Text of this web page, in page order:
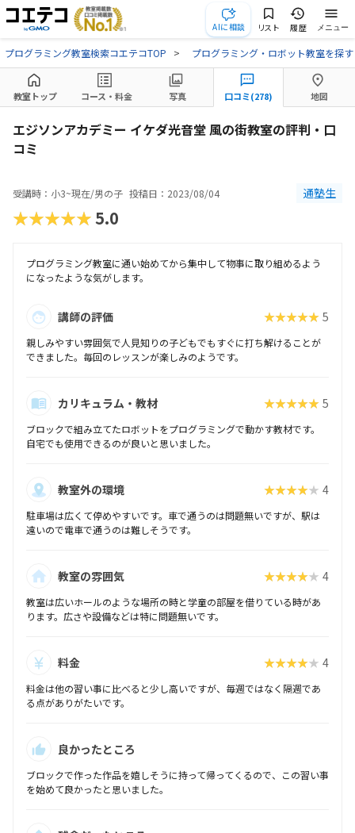
AIに相談 リスト 履歴 メニュー
プログラミング教室検索コエテコTOP プログラミング・ロボット教室を探す
教室トップ コース・料金 写真 口コミ(278) 地図
エジソンアカデミー イケダ光音堂 風の街教室の評判・口
コミ
受講時：小3~現在/男の子 投稿日：2023/08/04 通塾生
★★★★★5.0
プログラミング教室に通い始めてから集中して物事に取り組めるよう
になったような気がします。
講師の評価 ★★★★★ 5
親しみやすい雰囲気で人見知りの子どもでもすぐに打ち解けることが
できました。毎回のレッスンが楽しみのようです。
カリキュラム・教材 ★★★★★ 5
ブロックで組み立てたロボットをプログラミングで動かす教材です。
自宅でも使用できるのが良いと思いました。
教室外の環境 ★★★★★ 4
駐車場は広くて停めやすいです。車で通うのは問題無いですが、駅は
遠いので電車で通うのは難しそうです。
教室の雰囲気 ★★★★★ 4
教室は広いホールのような場所の時と学童の部屋を借りている時があ
ります。広さや設備などは特に問題無いです。
料金 ★★★★★ 4
料金は他の習い事に比べると少し高いですが、毎週ではなく隔週であ
る点がありがたいです。
良かったところ
ブロックで作った作品を嬉しそうに持って帰ってくるので、この習い事
を始めて良かったと思いました。